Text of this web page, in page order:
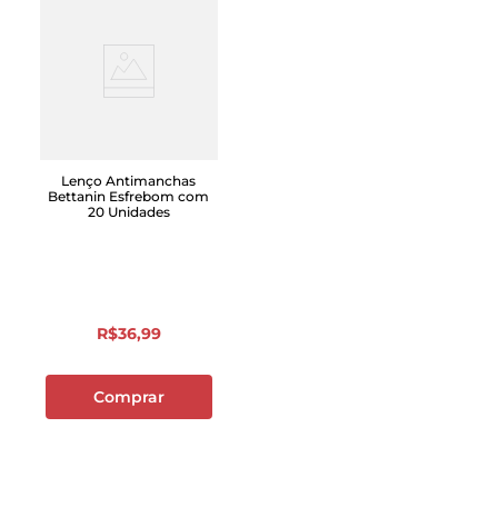
Lenço Antimanchas
Bettanin Esfrebom com
20 Unidades
R$36,99
Comprar